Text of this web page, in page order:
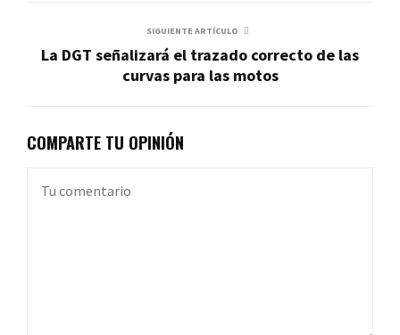
SIGUIENTE ARTÍCULO
La DGT señalizará el trazado correcto de las
curvas para las motos
COMPARTE TU OPINIÓN